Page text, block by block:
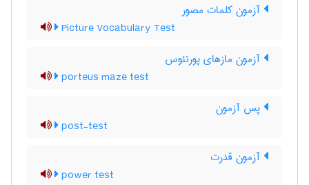
آزمون کلمات مصور
Picture Vocabulary Test
آزمون مازهای پورتئوس
porteus maze test
پس آزمون
post-test
آزمون قدرت
power test